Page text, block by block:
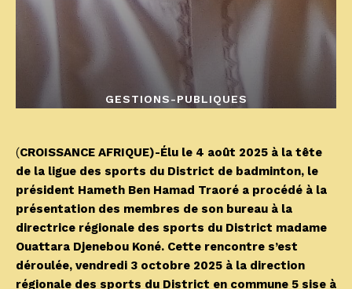
GESTIONS-PUBLIQUES
(CROISSANCE AFRIQUE)-Élu le 4 août 2025 à la tête
de la ligue des sports du District de badminton, le
président Hameth Ben Hamad Traoré a procédé à la
présentation des membres de son bureau à la
directrice régionale des sports du District madame
Ouattara Djenebou Koné. Cette rencontre s’est
déroulée, vendredi 3 octobre 2025 à la direction
régionale des sports du District en commune 5 sise à